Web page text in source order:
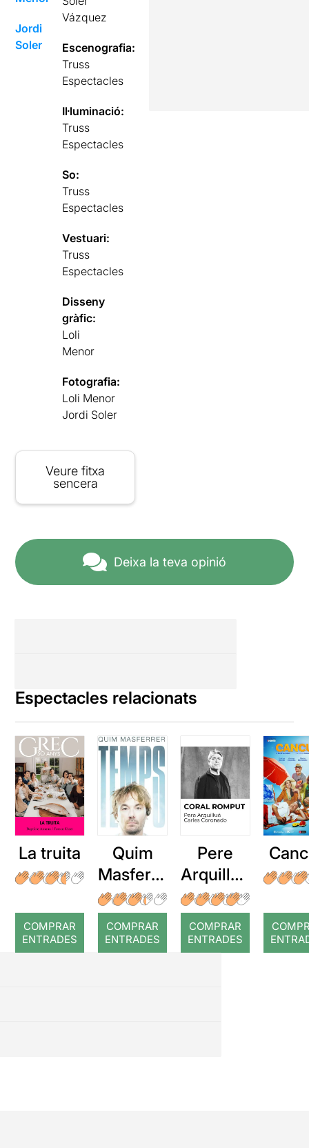
Jordi
Soler
Vázquez
Escenografia:
Truss
Espectacles
Il·luminació:
Truss
Espectacles
So:
Truss
Espectacles
Vestuari:
Truss
Espectacles
Disseny
gràfic:
Loli
Menor
Fotografia:
Loli Menor
Jordi Soler
Veure fitxa
sencera
Deixa la teva opinió
Espectacles relacionats
La truita
COMPRAR
ENTRADES
Quim
Masferre
r: Temps
COMPRAR
ENTRADES
Pere
Arquillué
: Coral
romput
COMPRAR
ENTRADES